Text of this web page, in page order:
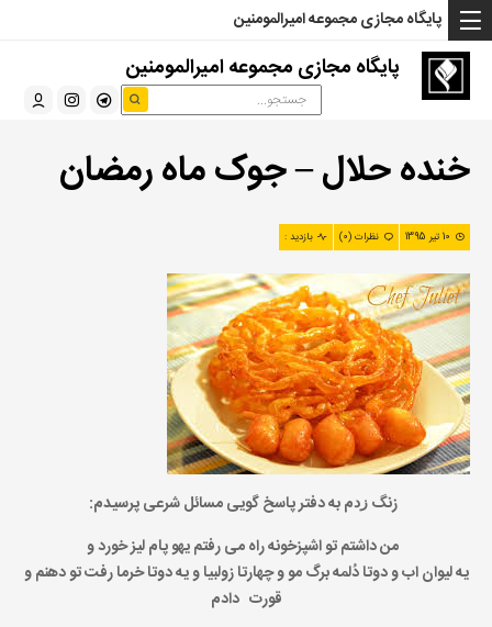
... Read more »" />
... Read more »" />... Read more »" />
پایگاه مجازی مجموعه امیرالمومنین
پایگاه مجازی مجموعه امیرالمومنین
خنده حلال – جوک ماه رمضان
10 تیر 1395 نظرات (0) بازدید :
زنگ ﺯﺩم به دفتر پاسخ گویی مسائل شرعی پرسیدم:
من داشتم تو اشپزخونه راه می رفتم یهو پام لیز خورد و
یه لیوان اب و دوتا دُلمه برگ مو و چهارتا زولبیا و یه دوتا خرما رفت تو دهنم و
قورت دادم